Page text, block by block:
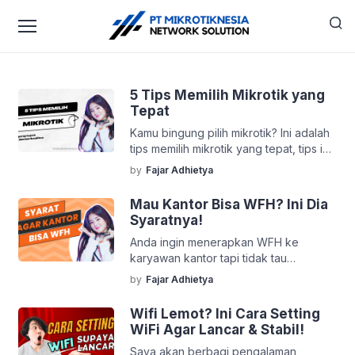
5 Tips Memilih Mikrotik yang
Tepat
Kamu bingung pilih mikrotik? Ini adalah
tips memilih mikrotik yang tepat, tips ini
bisa kamu gunakan saat membangun
jaringan rumah, kantor, sekolah,
kampus, hotel, toko, cafe, dan rt rw
net. Tidak usah mikrotik yang mahal,
kita cuma perlu mikrotik dengan
spesifikasi hardwarenya cukup agar
hasilnya efektif dan efisien. 5 Tips
Memilih Mikrotik yang Tepat! Jika […]
by Fajar Adhietya
Mau Kantor Bisa WFH? Ini Dia
Syaratnya!
Anda ingin menerapkan WFH ke
karyawan kantor tapi tidak tau
caranya? Ini lah cara mempersiapkan
agar karyawan kantor bisa WFH. Kalian
akan membuat sistem dimana karyawan
bisa konek ke jaringan lokal kantor via
internet agar aman supaya bisa
by Fajar Adhietya
Wifi Lemot? Ini Cara Setting
WiFi Agar Lancar & Stabil!
Saya akan berbagi pengalaman